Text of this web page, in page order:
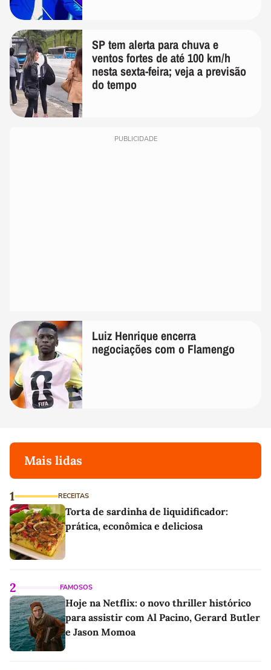
SP tem alerta para chuva e
ventos fortes de até 100 km/h
nesta sexta-feira; veja a previsão
do tempo
PUBLICIDADE
Luiz Henrique encerra
negociações com o Flamengo
Mais lidas
1 RECEITAS
Torta de sardinha de liquidificador:
prática, econômica e deliciosa
2 FAMOSOS
Hoje na Netflix: o novo thriller histórico
para assistir com Al Pacino, Gerard Butler
e Jason Momoa